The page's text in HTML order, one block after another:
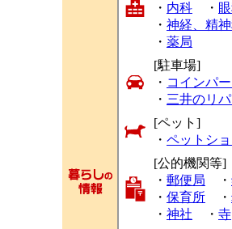
・ 内科 ・
・ 神経、精
・ 薬局
[駐車場]
・ コインパ
・ 三井のリ
[ペット]
・ ペットシ
[公的機関等]
・ 郵便局 ・
・ 保育所 ・
・ 神社 ・ 寺